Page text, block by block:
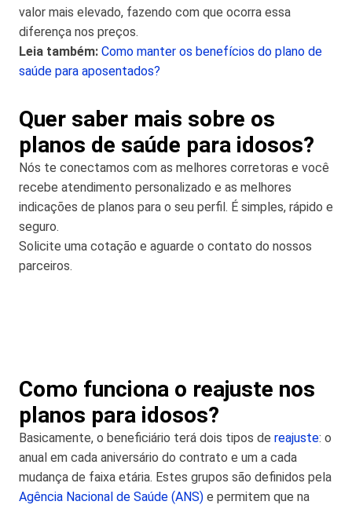
valor mais elevado, fazendo com que ocorra essa
diferença nos preços.
Leia também: Como manter os benefícios do plano de
saúde para aposentados?
Quer saber mais sobre os
planos de saúde para idosos?
Nós te conectamos com as melhores corretoras e você
recebe atendimento personalizado e as melhores
indicações de planos para o seu perfil. É simples, rápido e
seguro.
Solicite uma cotação e aguarde o contato do nossos
parceiros.
Como funciona o reajuste nos
planos para idosos?
Basicamente, o beneficiário terá dois tipos de reajuste: o
anual em cada aniversário do contrato e um a cada
mudança de faixa etária. Estes grupos são definidos pela
Agência Nacional de Saúde (ANS) e permitem que na